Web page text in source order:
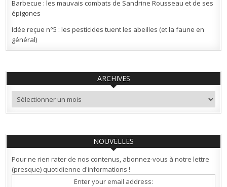
Barbecue : les mauvais combats de Sandrine Rousseau et de ses
épigones
Idée reçue n°5 : les pesticides tuent les abeilles (et la faune en
général)
ARCHIVES
Archives
NOUVELLES
Pour ne rien rater de nos contenus, abonnez-vous à notre lettre
(presque) quotidienne d'informations !
Enter your email address: